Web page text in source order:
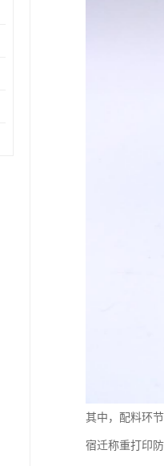
其中，配料环
宿迁称重打印